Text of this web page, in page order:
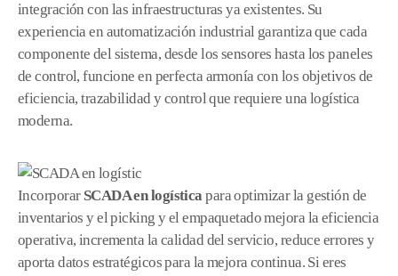
integración con las infraestructuras ya existentes. Su
experiencia en automatización industrial garantiza que cada
componente del sistema, desde los sensores hasta los paneles
de control, funcione en perfecta armonía con los objetivos de
eficiencia, trazabilidad y control que requiere una logística
moderna.
IncorporarSCADA en logísticapara optimizar la gestión de
inventarios y el picking y el empaquetado mejora la eficiencia
operativa, incrementa la calidad del servicio, reduce errores y
aporta datos estratégicos para la mejora continua. Si eres